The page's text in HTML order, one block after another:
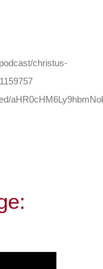
christus-